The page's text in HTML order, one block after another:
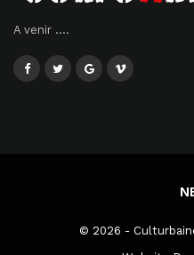
A venir ....
© 2026 -